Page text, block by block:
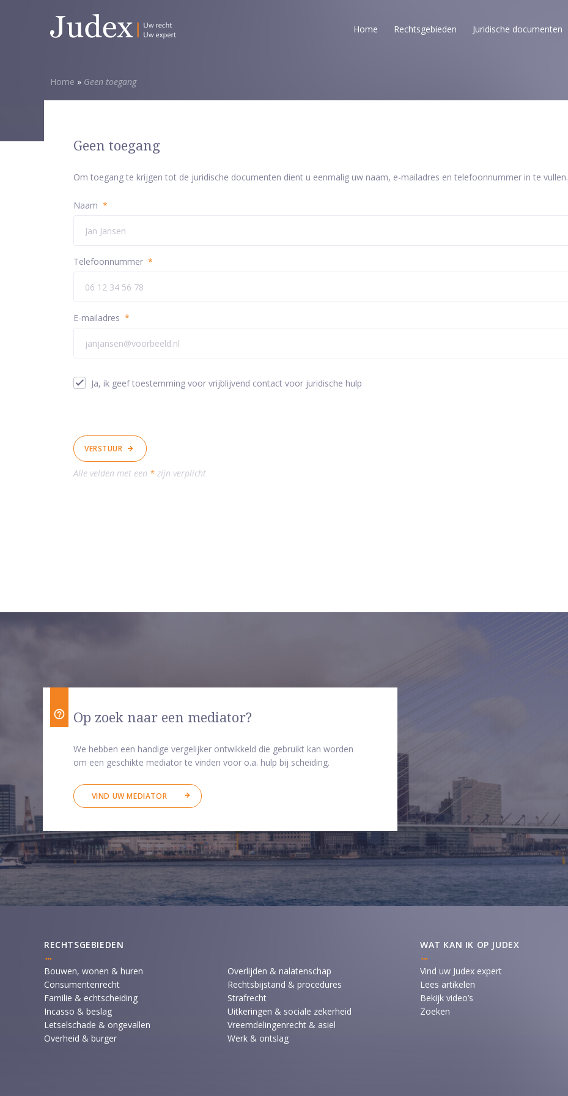
Home Rechtsgebieden Juridische documenten
Home » Geen toegang
Geen toegang
Om toegang te krijgen tot de juridische documenten dient u eenmalig uw naam, e-mailadres en telefoonnummer in te vullen.
Naam *
Telefoonnummer *
E-mailadres *
Ja, ik geef toestemming voor vrijblijvend contact voor juridische hulp
VERSTUUR
Alle velden met een * zijn verplicht
Op zoek naar een mediator?
We hebben een handige vergelijker ontwikkeld die gebruikt kan worden
om een geschikte mediator te vinden voor o.a. hulp bij scheiding.
VIND UW MEDIATOR
RECHTSGEBIEDEN
Bouwen, wonen & huren
Consumentenrecht
Familie & echtscheiding
Incasso & beslag
Letselschade & ongevallen
Overheid & burger
Overlijden & nalatenschap
Rechtsbijstand & procedures
Strafrecht
Uitkeringen & sociale zekerheid
Vreemdelingenrecht & asiel
Werk & ontslag
WAT KAN IK OP JUDEX
Vind uw Judex expert
Lees artikelen
Bekijk video’s
Zoeken